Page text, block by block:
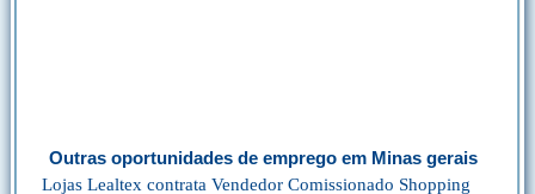
Outras oportunidades de emprego em Minas gerais
Lojas Lealtex contrata Vendedor Comissionado Shopping